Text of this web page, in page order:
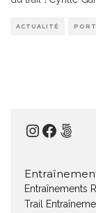
ACTUALITÉ
Instagram
500px
Entraînements
Trail